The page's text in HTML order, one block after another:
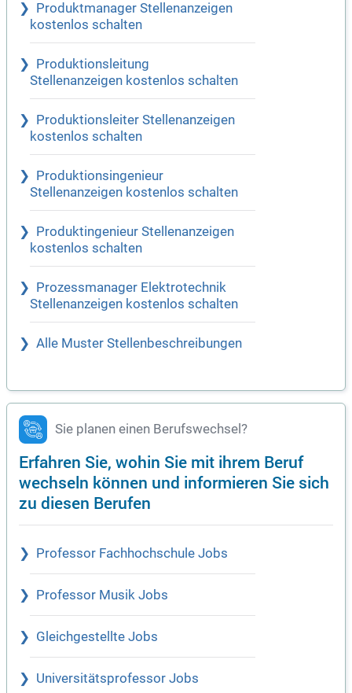
Produktmanager Stellenanzeigen
kostenlos schalten
Produktionsleitung
Stellenanzeigen kostenlos schalten
Produktionsleiter Stellenanzeigen
kostenlos schalten
Produktionsingenieur
Stellenanzeigen kostenlos schalten
Produktingenieur Stellenanzeigen
kostenlos schalten
Prozessmanager Elektrotechnik
Stellenanzeigen kostenlos schalten
Alle Muster Stellenbeschreibungen
Sie planen einen Berufswechsel?
Erfahren Sie, wohin Sie mit ihrem Beruf
wechseln können und informieren Sie sich
zu diesen Berufen
Professor Fachhochschule Jobs
Professor Musik Jobs
Gleichgestellte Jobs
Universitätsprofessor Jobs